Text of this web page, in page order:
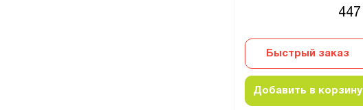
447
Быстрый заказ
Добавить в корзину